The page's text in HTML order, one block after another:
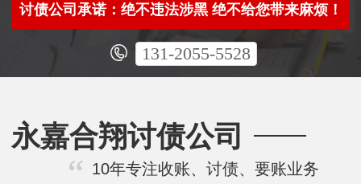
讨债公司承诺：绝不违法涉黑 绝不给您带来麻烦！
131-2055-5528
永嘉合翔讨债公司
10年专注收账、讨债、要账业务